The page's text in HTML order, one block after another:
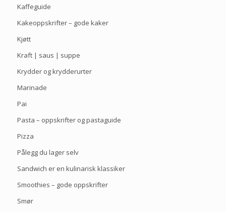
Kaffeguide
Kakeoppskrifter – gode kaker
Kjøtt
Kraft | saus | suppe
Krydder og krydderurter
Marinade
Pai
Pasta – oppskrifter og pastaguide
Pizza
Pålegg du lager selv
Sandwich er en kulinarisk klassiker
Smoothies – gode oppskrifter
Smør